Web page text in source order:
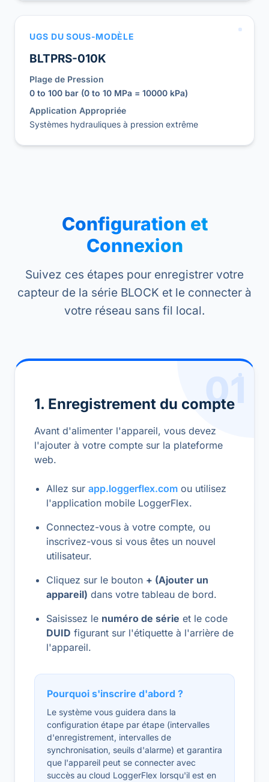
UGS DU SOUS-MODÈLE
BLTPRS-010K
Plage de Pression
0 to 100 bar (0 to 10 MPa = 10000 kPa)
Application Appropriée
Systèmes hydrauliques à pression extrême
Configuration et
Connexion
Suivez ces étapes pour enregistrer votre
capteur de la série BLOCK et le connecter à
votre réseau sans fil local.
01
1. Enregistrement du compte
Avant d'alimenter l'appareil, vous devez
l'ajouter à votre compte sur la plateforme
web.
Allez sur app.loggerflex.com ou utilisez
l'application mobile LoggerFlex.
Connectez-vous à votre compte, ou
inscrivez-vous si vous êtes un nouvel
utilisateur.
Cliquez sur le bouton + (Ajouter un
appareil) dans votre tableau de bord.
Saisissez le numéro de série et le code
DUID figurant sur l'étiquette à l'arrière de
l'appareil.
Pourquoi s'inscrire d'abord ?
Le système vous guidera dans la
configuration étape par étape (intervalles
d'enregistrement, intervalles de
synchronisation, seuils d'alarme) et garantira
que l'appareil peut se connecter avec
succès au cloud LoggerFlex lorsqu'il est en